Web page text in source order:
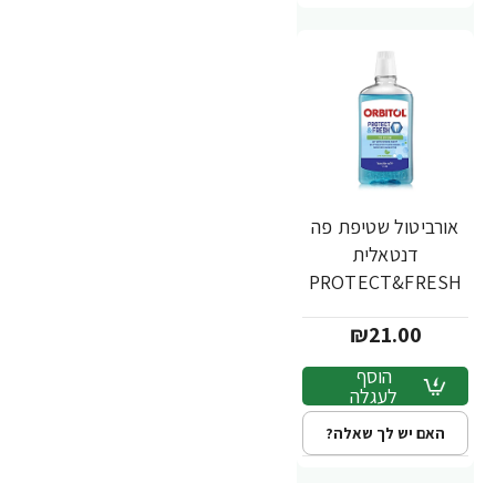
אורביטול שטיפת פה
דנטאלית
PROTECT&FRESH
500 מ"ל
₪21.00
הוסף
לעגלה
האם יש לך שאלה?